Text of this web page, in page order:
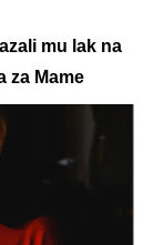
mu lak na
za Mame